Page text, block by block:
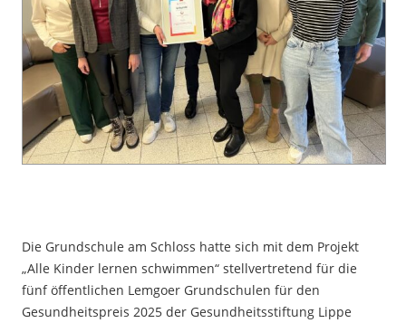
Die Grundschule am Schloss hatte sich mit dem Projekt
„Alle Kinder lernen schwimmen“ stellvertretend für die
fünf öffentlichen Lemgoer Grundschulen für den
Gesundheitspreis 2025 der Gesundheitsstiftung Lippe